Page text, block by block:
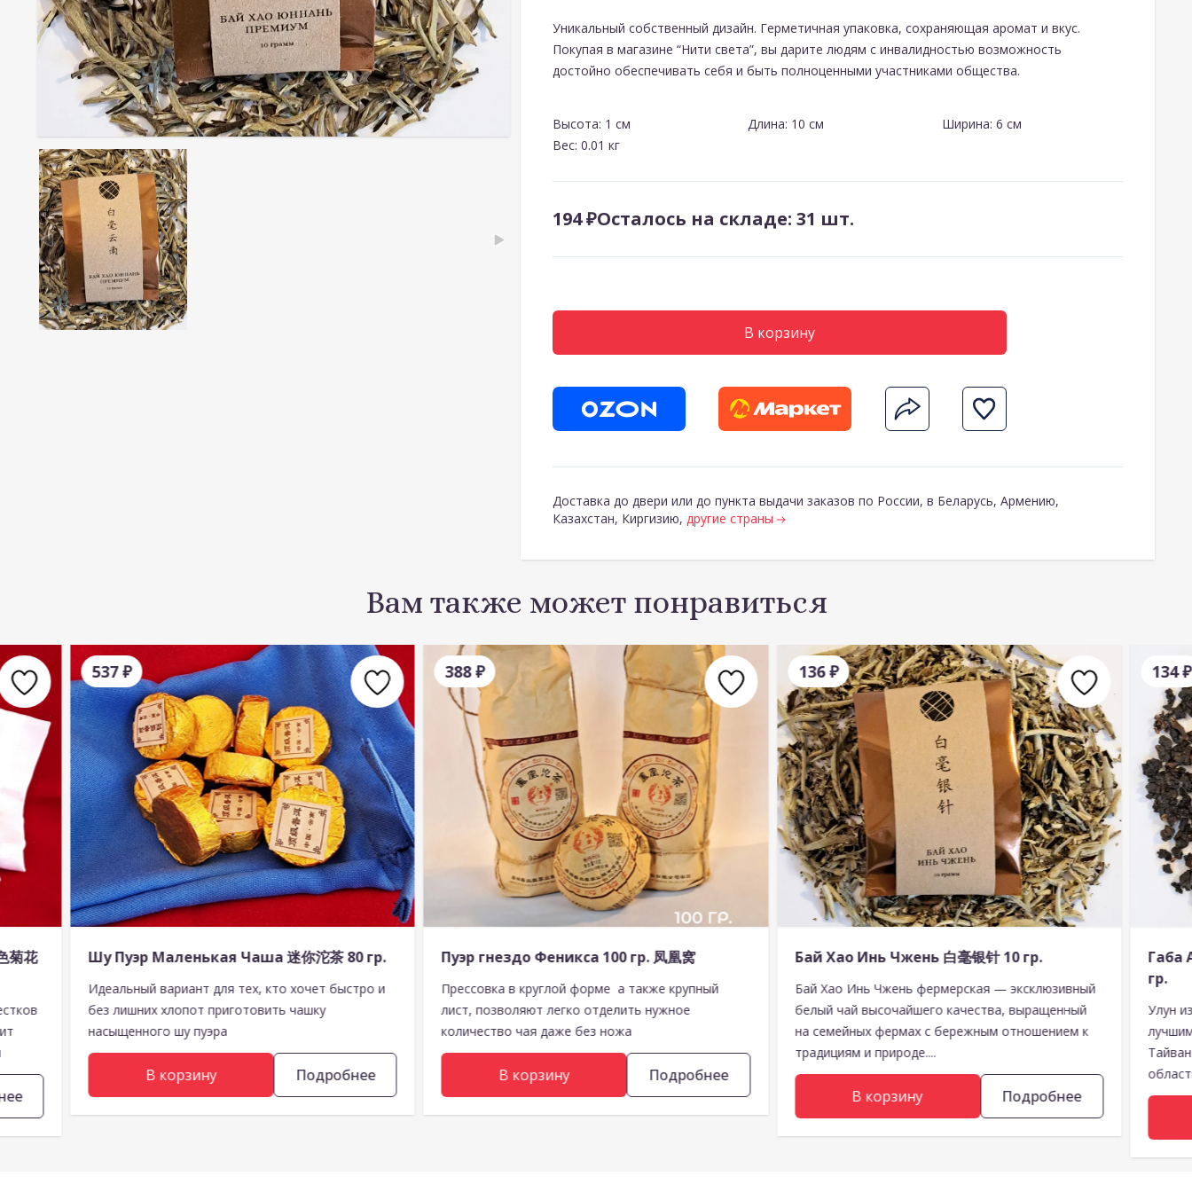
Уникальный собственный дизайн. Герметичная упаковка, сохраняющая аромат и вкус.
Покупая в магазине “Нити света”, вы дарите людям с инвалидностью возможность
достойно обеспечивать себя и быть полноценными участниками общества.
Высота: 1 см Длина: 10 см
Ширина: 6 см
Вес: 0.01 кг
194 ₽Осталось на складе: 31 шт.
В корзину
Доставка до двери или до пункта выдачи заказов по России, в Беларусь, Армению,
Казахстан, Киргизию,другие страны
Вам также может понравиться
菊花
537₽
Шу Пуэр Маленькая Чаша 迷你沱茶 80 гр.
В корзину Подробнее
Идеальный вариант для тех, кто хочет быстро и
без лишних хлопот приготовить чашку
насыщенного шу пуэра
388₽
Пуэр гнездо Феникса 100 гр. 凤凰窝
В корзину Подробнее
Прессовка в круглой форме а также крупный
лист, позволяют легко отделить нужное
количество чая даже без ножа
136₽
Бай Хао Инь Чжень 白毫银针 10 гр.
В корзину Подробнее
Бай Хао Инь Чжень фермерская — эксклюзивный
белый чай высочайшего качества, выращенный
на семейных фермах с бережным отношением к
традициям и природе....
134₽
Габа
гр.
Улун